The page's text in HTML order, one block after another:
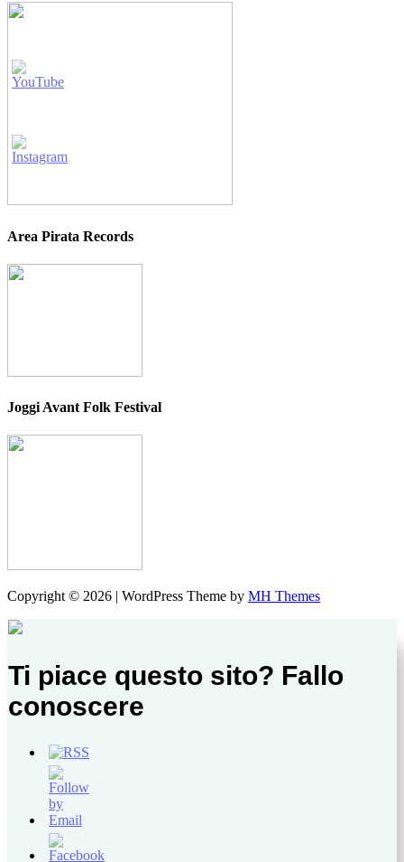
Area Pirata Records
Joggi Avant Folk Festival
Copyright © 2026 | WordPress Theme by MH Themes
Ti piace questo sito? Fallo
conoscere